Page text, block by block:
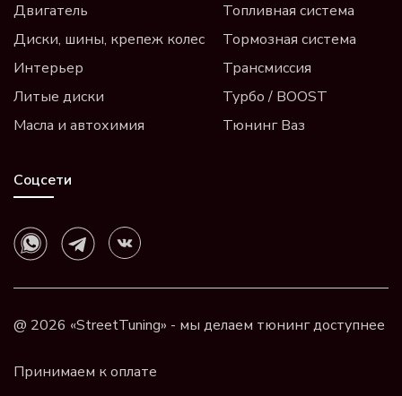
Двигатель
Диски, шины, крепеж колес
Интерьер
Литые диски
Масла и автохимия
Топливная система
Тормозная система
Трансмиссия
Турбо / BOOST
Тюнинг Ваз
Соцсети
@ 2026 «StreetTuning» - мы делаем тюнинг доступнее